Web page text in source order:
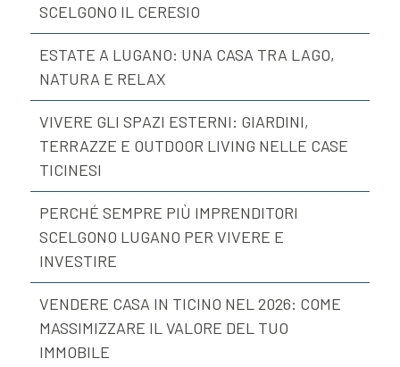
SCELGONO IL CERESIO
ESTATE A LUGANO: UNA CASA TRA LAGO,
NATURA E RELAX
VIVERE GLI SPAZI ESTERNI: GIARDINI,
TERRAZZE E OUTDOOR LIVING NELLE CASE
TICINESI
PERCHÉ SEMPRE PIÙ IMPRENDITORI
SCELGONO LUGANO PER VIVERE E
INVESTIRE
VENDERE CASA IN TICINO NEL 2026: COME
MASSIMIZZARE IL VALORE DEL TUO
IMMOBILE